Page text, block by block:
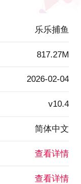
乐乐捕鱼
817.27M
2026-02-04
v10.4
简体中文
查看详情
查看详情